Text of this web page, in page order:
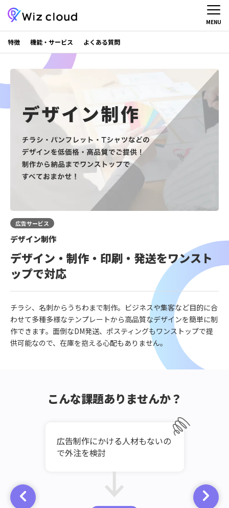
MENU
特徴 機能・サービス よくある質問
広告サービス
デザイン制作
デザイン・制作・印刷・発送をワンスト
ップで対応
チラシ、名刺からうちわまで制作。ビジネスや集客など目的に合
わせて多種多様なテンプレートから高品質なデザインを簡単に制
作できます。面倒なDM発送、ポスティングもワンストップで提
供可能なので、在庫を抱える心配もありません。
こんな課題ありませんか？
広告制作にかける人材もないの
で外注を検討